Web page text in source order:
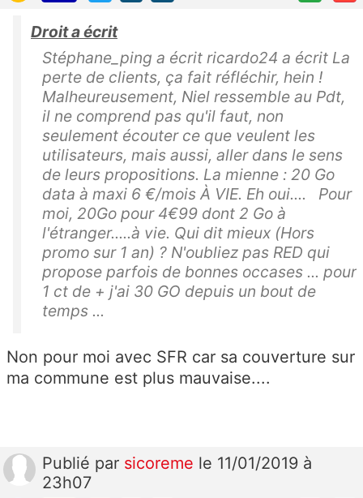
Droit a écrit
Stéphane_ping a écrit ricardo24 a écrit La
perte de clients, ça fait réfléchir, hein !
Malheureusement, Niel ressemble au Pdt,
il ne comprend pas qu'il faut, non
seulement écouter ce que veulent les
utilisateurs, mais aussi, aller dans le sens
de leurs propositions. La mienne : 20 Go
data à maxi 6 €/mois À VIE. Eh oui.... Pour
moi, 20Go pour 4€99 dont 2 Go à
l'étranger.....à vie. Qui dit mieux (Hors
promo sur 1 an) ? N'oubliez pas RED qui
propose parfois de bonnes occases ... pour
1 ct de + j'ai 30 GO depuis un bout de
temps ...
Non pour moi avec SFR car sa couverture sur
ma commune est plus mauvaise....
Publié par sicoreme le 11/01/2019 à
23h07